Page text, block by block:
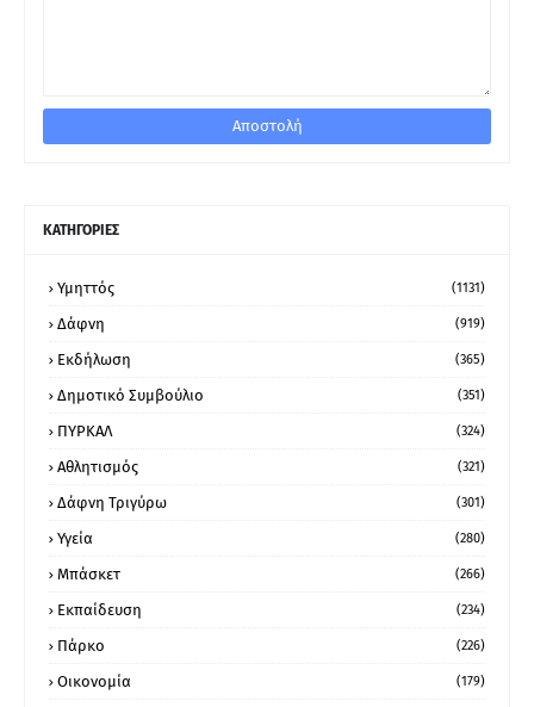
ΚΑΤΗΓΟΡΙΕΣ
Υμηττός (1131)
Δάφνη (919)
Εκδήλωση (365)
Δημοτικό Συμβούλιο (351)
ΠΥΡΚΑΛ (324)
Αθλητισμός (321)
Δάφνη Τριγύρω (301)
Υγεία (280)
Μπάσκετ (266)
Εκπαίδευση (234)
Πάρκο (226)
Οικονομία (179)